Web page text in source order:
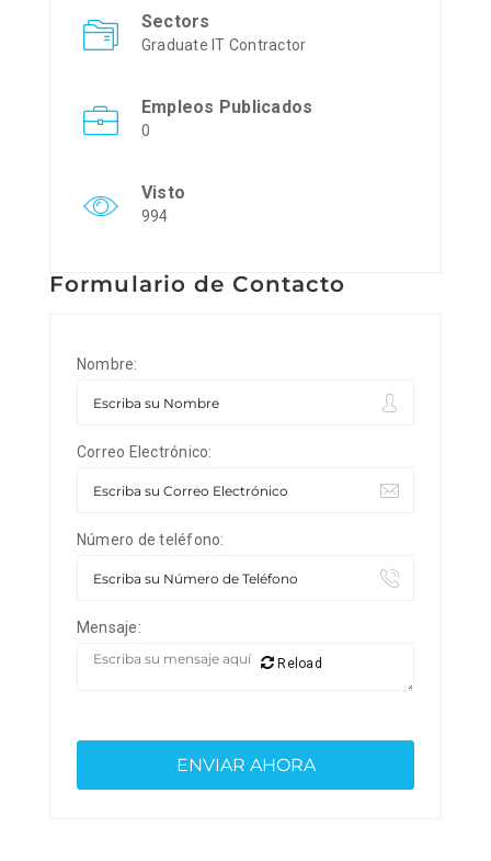
Sectors
Graduate IT Contractor
Empleos Publicados
0
Visto
994
Formulario de Contacto
Nombre:
Correo Electrónico:
Número de teléfono:
Mensaje:
Reload